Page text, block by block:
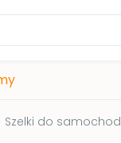
Szelki do